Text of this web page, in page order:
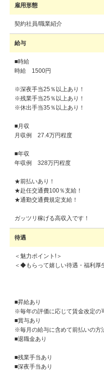
雇用形態
契約社員/職業紹介
給与
■時給
時給 1500円
※深夜手当25％以上あり！
※残業手当25％以上あり！
※休出手当35％以上あり！
■月収
月収例 27.4万円程度
■年収
年収例 328万円程度
★前払いあり！
★赴任交通費100％支給！
★通勤交通費規定支給！
ガッツリ稼げる高収入です！
待遇
＜魅力ポイント!＞
＜◆もらって嬉しい待遇・福利厚
■昇給あり
※毎年の評価に応じて賃金改定の
■賞与あり
※毎月の給与に含めて前払いの方
■退職金あり
■残業手当あり
■深夜手当あり